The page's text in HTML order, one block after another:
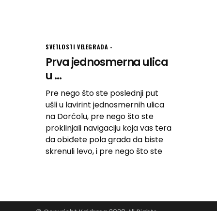
SVETLOSTI VELEGRADA
Prva jednosmerna ulica
u ...
Pre nego što ste poslednji put
ušli u lavirint jednosmernih ulica
na Dorćolu, pre nego što ste
proklinjali navigaciju koja vas tera
da obiđete pola grada da biste
skrenuli levo, i pre nego što ste